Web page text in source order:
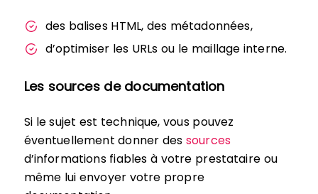
des balises HTML, des métadonnées,
d’optimiser les URLs ou le maillage interne.
Les sources de documentation
Si le sujet est technique, vous pouvez
éventuellement donner des sources
d’informations fiables à votre prestataire ou
même lui envoyer votre propre